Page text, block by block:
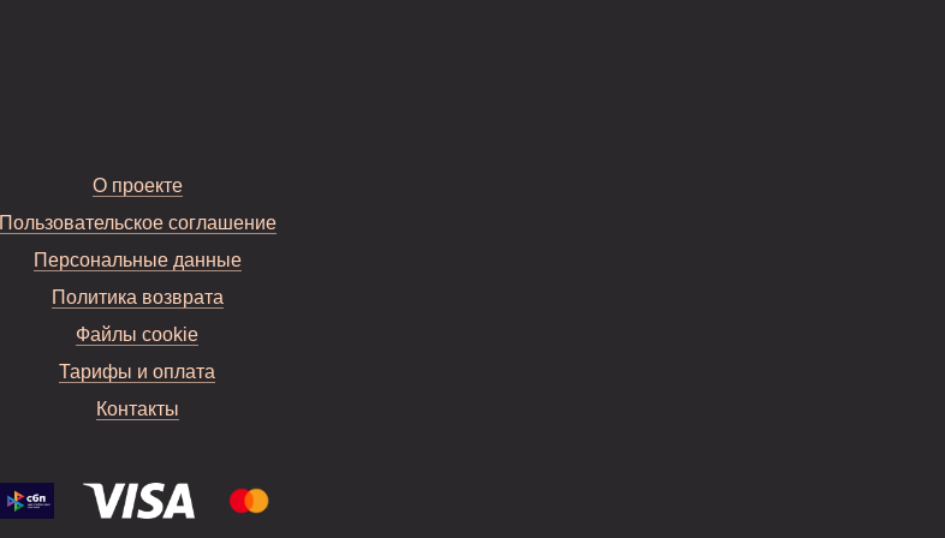
О проекте
Пользовательское соглашение
Персональные данные
Политика возврата
Файлы cookie
Тарифы и оплата
Контакты